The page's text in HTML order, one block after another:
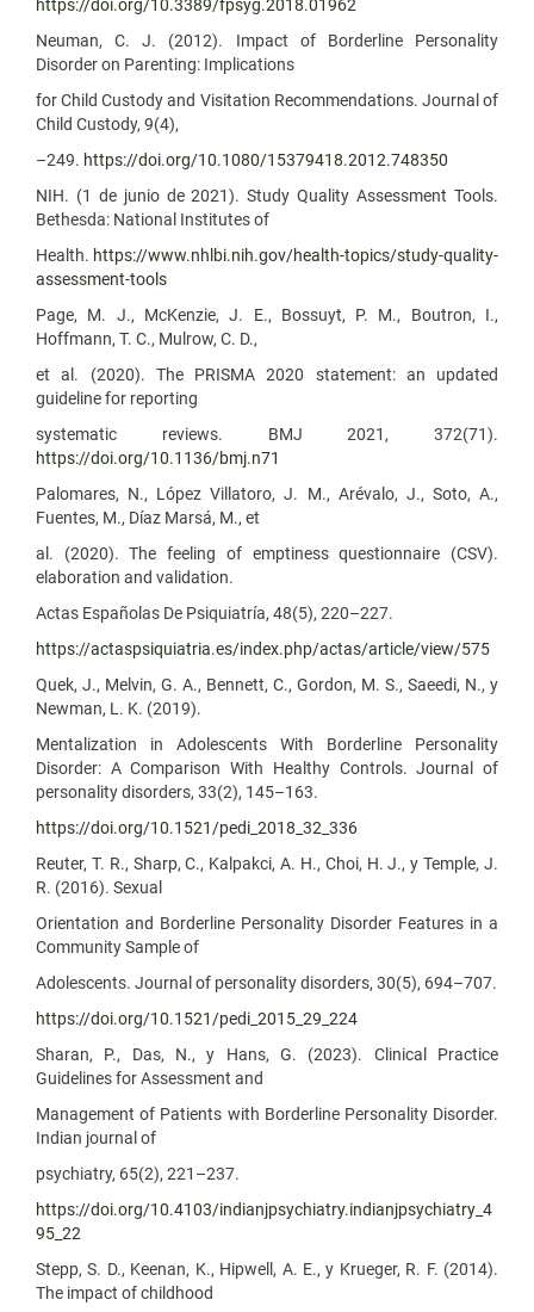
https://doi.org/10.3389/fpsyg.2018.01962
Neuman, C. J. (2012). Impact of Borderline Personality
Disorder on Parenting: Implications
for Child Custody and Visitation Recommendations. Journal of
Child Custody, 9(4),
–249. https://doi.org/10.1080/15379418.2012.748350
NIH. (1 de junio de 2021). Study Quality Assessment Tools.
Bethesda: National Institutes of
Health. https://www.nhlbi.nih.gov/health-topics/study-quality-
assessment-tools
Page, M. J., McKenzie, J. E., Bossuyt, P. M., Boutron, I.,
Hoffmann, T. C., Mulrow, C. D.,
et al. (2020). The PRISMA 2020 statement: an updated
guideline for reporting
systematic reviews. BMJ 2021, 372(71).
https://doi.org/10.1136/bmj.n71
Palomares, N., López Villatoro, J. M., Arévalo, J., Soto, A.,
Fuentes, M., Díaz Marsá, M., et
al. (2020). The feeling of emptiness questionnaire (CSV).
elaboration and validation.
Actas Españolas De Psiquiatría, 48(5), 220–227.
https://actaspsiquiatria.es/index.php/actas/article/view/575
Quek, J., Melvin, G. A., Bennett, C., Gordon, M. S., Saeedi, N., y
Newman, L. K. (2019).
Mentalization in Adolescents With Borderline Personality
Disorder: A Comparison With Healthy Controls. Journal of
personality disorders, 33(2), 145–163.
https://doi.org/10.1521/pedi_2018_32_336
Reuter, T. R., Sharp, C., Kalpakci, A. H., Choi, H. J., y Temple, J.
R. (2016). Sexual
Orientation and Borderline Personality Disorder Features in a
Community Sample of
Adolescents. Journal of personality disorders, 30(5), 694–707.
https://doi.org/10.1521/pedi_2015_29_224
Sharan, P., Das, N., y Hans, G. (2023). Clinical Practice
Guidelines for Assessment and
Management of Patients with Borderline Personality Disorder.
Indian journal of
psychiatry, 65(2), 221–237.
https://doi.org/10.4103/indianjpsychiatry.indianjpsychiatry_4
95_22
Stepp, S. D., Keenan, K., Hipwell, A. E., y Krueger, R. F. (2014).
The impact of childhood